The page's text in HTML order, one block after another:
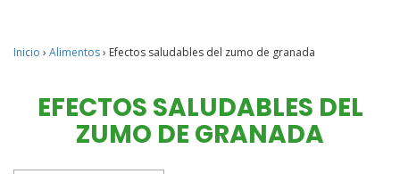
Inicio › Alimentos› Efectos saludables del zumo de granada
EFECTOS SALUDABLES DEL
ZUMO DE GRANADA